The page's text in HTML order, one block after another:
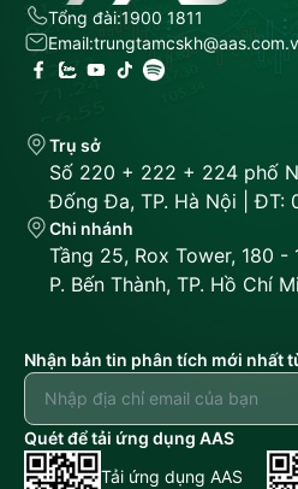
Tổng đài:1900 1811
Email:
Trụ sở
Số 220 + 222 + 224 phố
Đống Đa, TP. Hà Nội | ĐT:
Chi nhánh
Tầng 25, Rox Tower, 180 -
P. Bến Thành, TP. Hồ Chí
Nhận bản tin phân tích mới nhất
Quét để tải ứng dụng AAS
Tải ứng dụng AAS